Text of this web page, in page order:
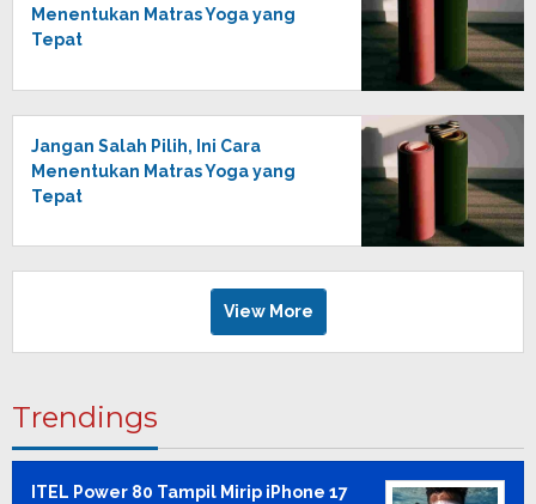
Menentukan Matras Yoga yang
Tepat
Jangan Salah Pilih, Ini Cara
Menentukan Matras Yoga yang
Tepat
View More
Trendings
ITEL Power 80 Tampil Mirip iPhone 17